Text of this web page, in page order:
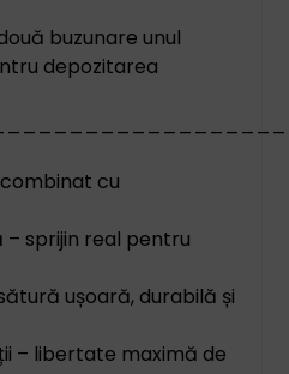
buzunare unul
depozitarea
cu
– sprijin real pentru
ușoară, durabilă și
– libertate maximă de